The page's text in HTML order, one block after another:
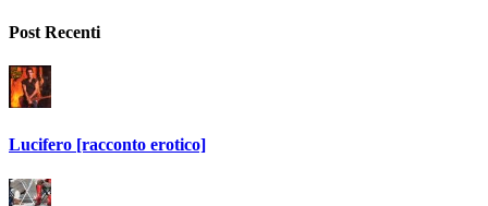
Post Recenti
Lucifero [racconto erotico]